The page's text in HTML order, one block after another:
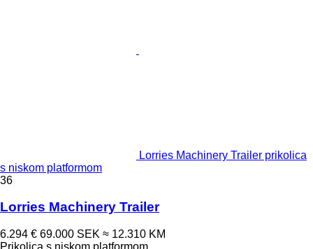
Lorries Machinery Trailer prikolica
s niskom platformom
36
Lorries Machinery Trailer
6.294 € 69.000 SEK ≈ 12.310 KM
Prikolica s niskom platformom